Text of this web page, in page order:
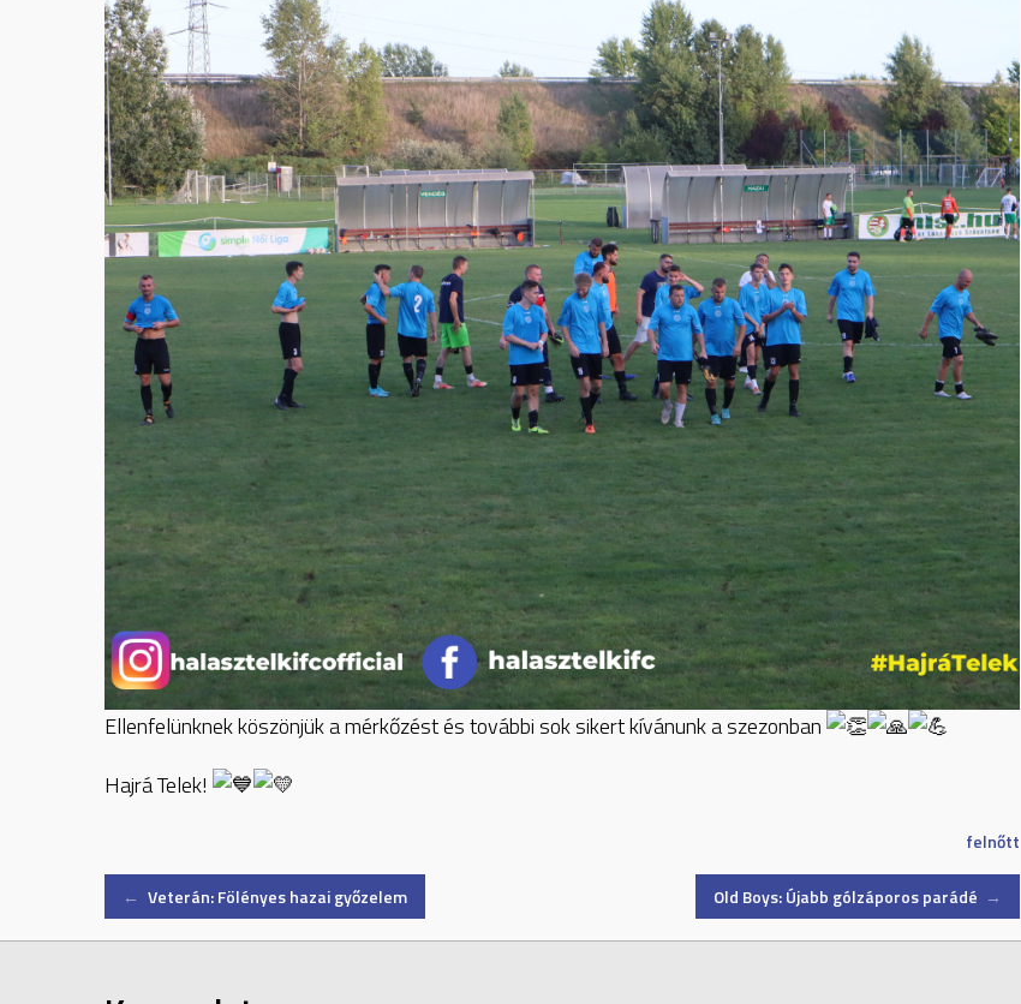
Ellenfelünknek köszönjük a mérkőzést és további sok sikert kívánunk a szezonban
Hajrá Telek!
felnőtt
Post
← Veterán: Fölényes hazai győzelem Old Boys: Újabb gólzáporos parádé →